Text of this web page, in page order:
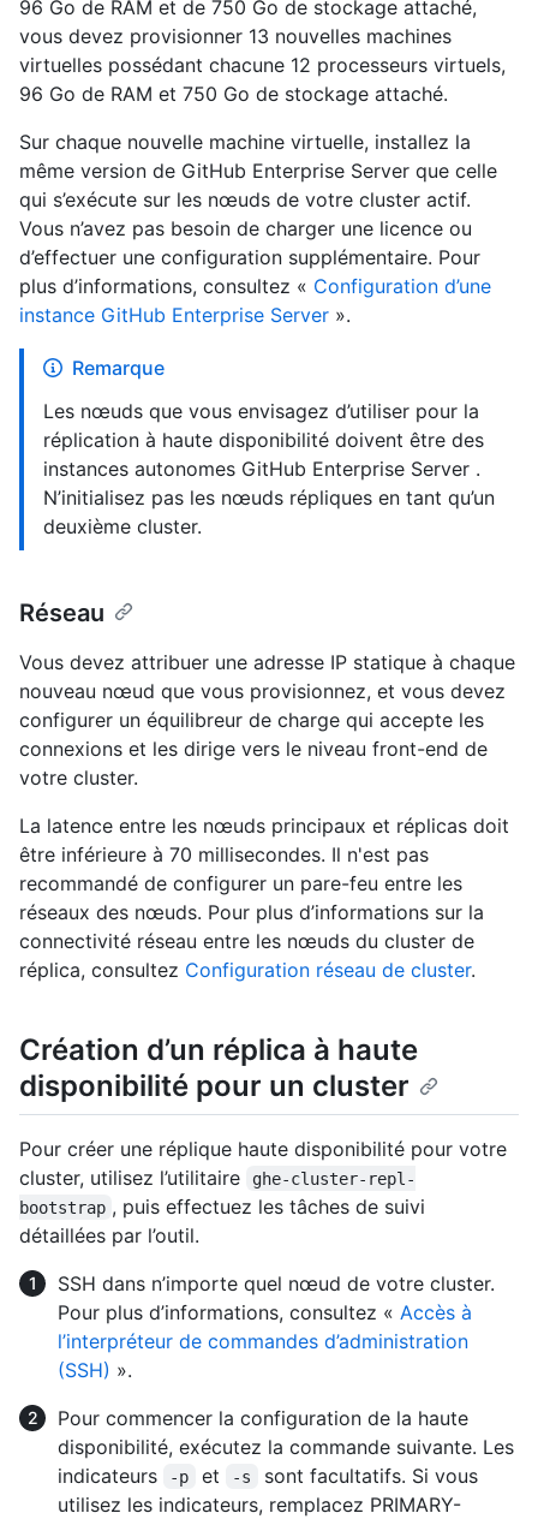
96 Go de RAM et de 750 Go de stockage attaché,
vous devez provisionner 13 nouvelles machines
virtuelles possédant chacune 12 processeurs virtuels,
96 Go de RAM et 750 Go de stockage attaché.
Sur chaque nouvelle machine virtuelle, installez la
même version de GitHub Enterprise Server que celle
qui s’exécute sur les nœuds de votre cluster actif.
Vous n’avez pas besoin de charger une licence ou
d’effectuer une configuration supplémentaire. Pour
plus d’informations, consultez « Configuration d’une
instance GitHub Enterprise Server ».
Remarque
Les nœuds que vous envisagez d’utiliser pour la
réplication à haute disponibilité doivent être des
instances autonomes GitHub Enterprise Server .
N’initialisez pas les nœuds répliques en tant qu’un
deuxième cluster.
Réseau
Vous devez attribuer une adresse IP statique à chaque
nouveau nœud que vous provisionnez, et vous devez
configurer un équilibreur de charge qui accepte les
connexions et les dirige vers le niveau front-end de
votre cluster.
La latence entre les nœuds principaux et réplicas doit
être inférieure à 70 millisecondes. Il n'est pas
recommandé de configurer un pare-feu entre les
réseaux des nœuds. Pour plus d’informations sur la
connectivité réseau entre les nœuds du cluster de
réplica, consultez Configuration réseau de cluster.
Création d’un réplica à haute
disponibilité pour un cluster
Pour créer une réplique haute disponibilité pour votre
cluster, utilisez l’utilitaire
ghe-cluster-repl-
bootstrap , puis effectuez les tâches de suivi
détaillées par l’outil.
SSH dans n’importe quel nœud de votre cluster.
Pour plus d’informations, consultez « Accès à
l’interpréteur de commandes d’administration
(SSH) ».
Pour commencer la configuration de la haute
disponibilité, exécutez la commande suivante. Les
indicateurs
-p et -s
sont facultatifs. Si vous
utilisez les indicateurs, remplacez PRIMARY-